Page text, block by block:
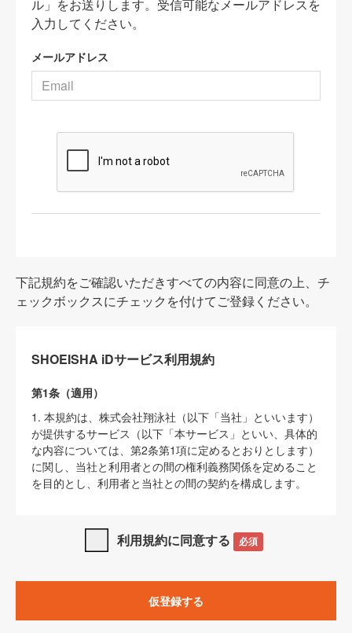
ル」をお送りします。受信可能なメールアドレスを
入力してください。
メールアドレス
下記規約をご確認いただきすべての内容に同意の上、チ
ェックボックスにチェックを付けてご登録ください。
SHOEISHA iDサービス利用規約
第1条（適用）
1. 本規約は、株式会社翔泳社（以下「当社」といいます）
が提供するサービス（以下「本サービス」といい、具体的
な内容については、第2条第1項に定めるとおりとします）
に関し、当社と利用者との間の権利義務関係を定めること
を目的とし、利用者と当社との間の契約を構成します。
SHOEISHA iDプライバシーポリシー」及び「
サイト上でのデータの利用について（Cookieポリシー）
3. 本規約の内容と、前項に記載する定めその他当社が定め
利用規約に同意する 必須
仮登録する